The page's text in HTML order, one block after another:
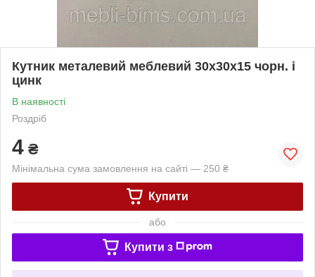
Кутник металевий меблевий 30х30х15 чорн. і
цинк
В наявності
Роздріб
4 ₴
Мінімальна сума замовлення на сайті — 250 ₴
Купити
або
Купити з